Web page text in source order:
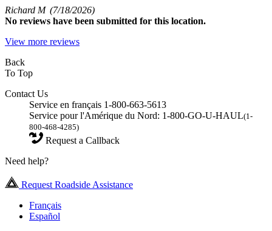
Richard M (7/18/2026)
No reviews have been submitted for this location.
View more reviews
Back
To Top
Contact Us
Service en français 1-800-663-5613
Service pour l'Amérique du Nord: 1-800-GO-U-HAUL(1-
800-468-4285)
Request a Callback
Need help?
Request Roadside Assistance
Français
Español